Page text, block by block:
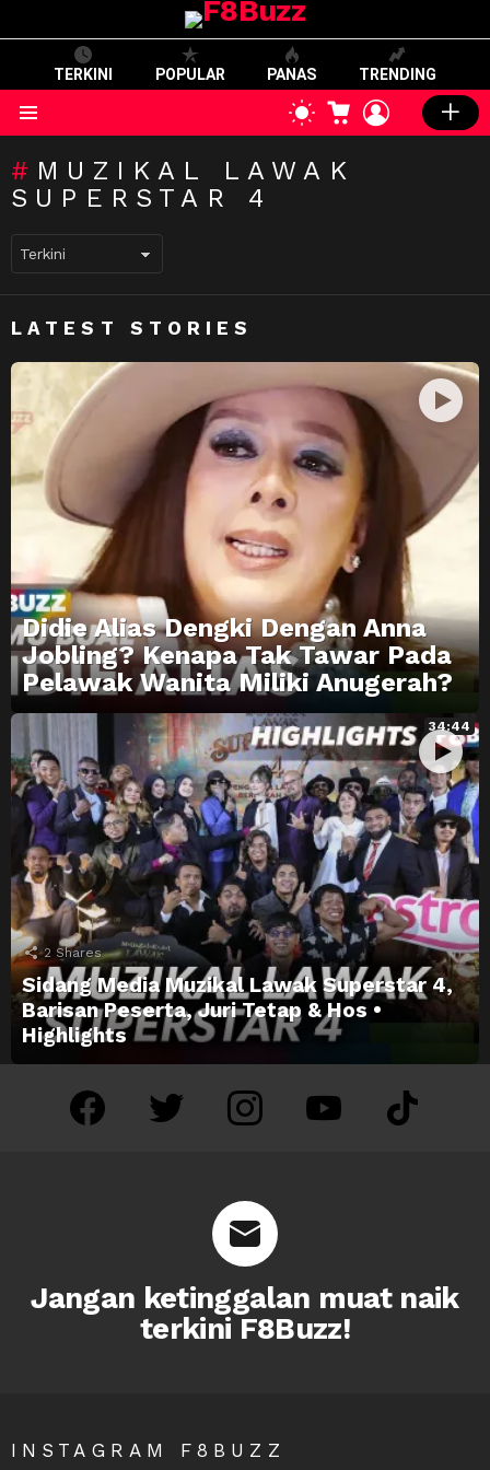
TERKINI POPULAR PANAS TRENDING
SWITCH
SKIN
CART LOGIN
MUZIKAL LAWAK
SUPERSTAR 4
LATEST STORIES
Didie Alias Dengki Dengan Anna
Jobling? Kenapa Tak Tawar Pada
Pelawak Wanita Miliki Anugerah?
34:44
2 Shares
Sidang Media Muzikal Lawak Superstar 4,
Barisan Peserta, Juri Tetap & Hos •
Highlights
facebook twitter instagram youtube tiktok
Jangan ketinggalan muat naik
terkini F8Buzz!
INSTAGRAM F8BUZZ